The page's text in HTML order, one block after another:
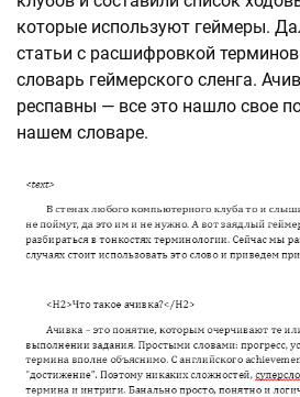
которые используют геймеры.
статьи с расшифровкой
словарь геймерского сленга.
респавны — все это нашло свое
нашем словаре.